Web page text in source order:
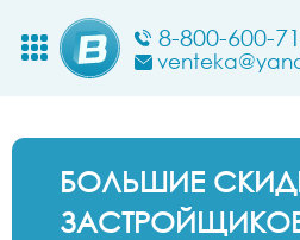
8-800-600-
БОЛЬШИЕ